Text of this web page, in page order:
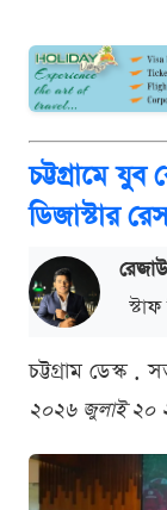
চট্টগ্রামে যুব
ডিজাস্টার
চট্টগ্রাম ডেস্ক .
২০২৬ জুলাই ২০